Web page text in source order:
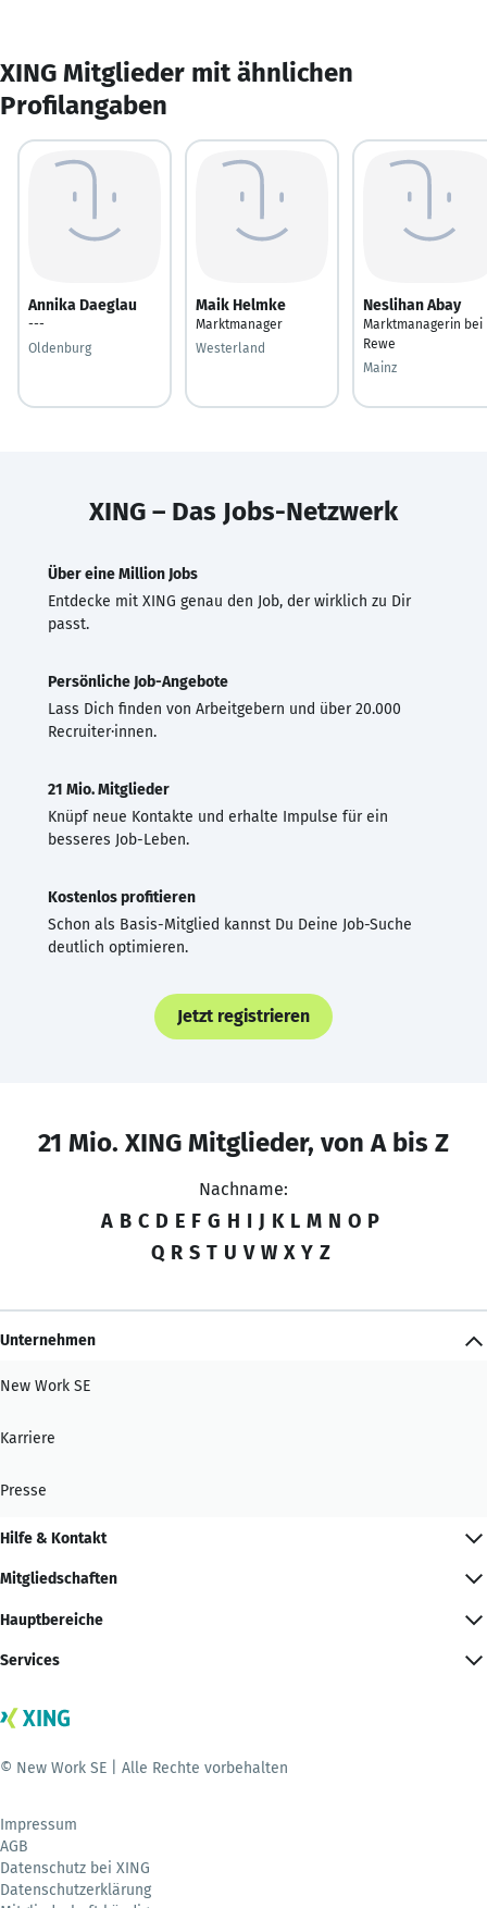
XING Mitglieder mit ähnlichen
Profilangaben
Annika Daeglau
---
Oldenburg
Maik Helmke
Marktmanager
Westerland
Neslihan Abay
Marktmanagerin bei
Rewe
Mainz
XING – Das Jobs-Netzwerk
Über eine Million Jobs
Entdecke mit XING genau den Job, der wirklich zu Dir
passt.
Persönliche Job-Angebote
Lass Dich finden von Arbeitgebern und über 20.000
Recruiter·innen.
21 Mio. Mitglieder
Knüpf neue Kontakte und erhalte Impulse für ein
besseres Job-Leben.
Kostenlos profitieren
Schon als Basis-Mitglied kannst Du Deine Job-Suche
deutlich optimieren.
Jetzt registrieren
21 Mio. XING Mitglieder, von A bis Z
Nachname:
A B C D E F G H I J K L M N O P
Q R S T U V W X Y Z
Unternehmen
New Work SE
Karriere
Presse
Hilfe & Kontakt
Mitgliedschaften
Hauptbereiche
Services
© New Work SE | Alle Rechte vorbehalten
Impressum
AGB
Datenschutz bei XING
Datenschutzerklärung